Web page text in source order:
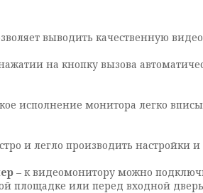
выводить качественную
на кнопку вызова
исполнение монитора легко
и легло производить
– к видеомонитору можно
площадке или перед входной